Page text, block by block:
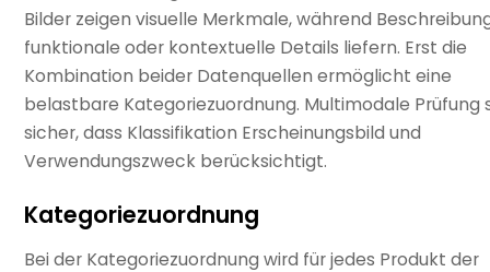
Bilder zeigen visuelle Merkmale, während
funktionale oder kontextuelle Details liefern. Erst die
Kombination beider Datenquellen ermöglicht eine
belastbare Kategoriezuordnung. Multimodale Prüfung
sicher, dass Klassifikation Erscheinungsbild und
Verwendungszweck berücksichtigt.
Kategoriezuordnung
Bei der Kategoriezuordnung wird für jedes Produkt der